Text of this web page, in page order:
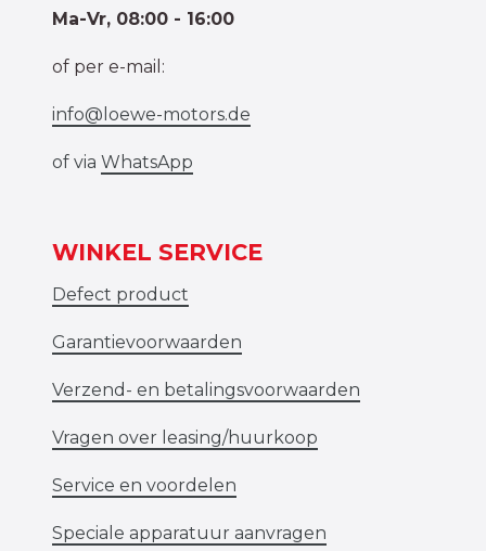
Ma-Vr, 08:00 - 16:00
of per e-mail:
info@loewe-motors.de
of via WhatsApp
WINKEL SERVICE
Defect product
Garantievoorwaarden
Verzend- en betalingsvoorwaarden
Vragen over leasing/huurkoop
Service en voordelen
Speciale apparatuur aanvragen